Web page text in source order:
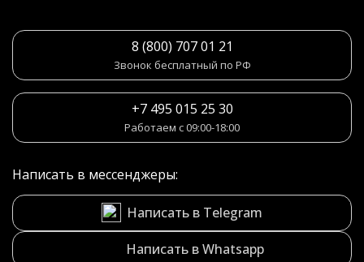
8 (800) 707 01 21
Звонок бесплатный по РФ
+7 495 015 25 30
Работаем с 09:00-18:00
Написать в мессенджеры:
Написать в Telegram
Написать в Whatsapp